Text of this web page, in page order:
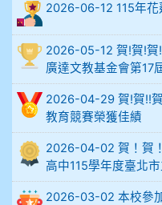
914謝佩臻 5A10+
902蘇奕愷
903陳品帆
904彭子庭
905蔣昇和
2026-06-12 115年花
2026-05-12 賀!賀!賀
廣達文教基金會第17
2026-04-29 賀!賀!!
教育競賽榮獲佳績
2026-04-02 賀！賀
高中115學年度臺北
2026-03-02 本校參